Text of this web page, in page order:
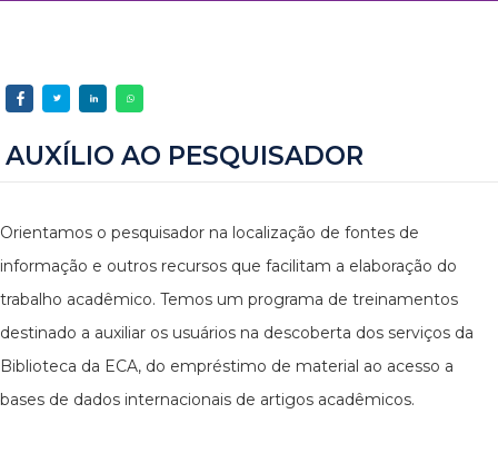
AUXÍLIO AO PESQUISADOR
Orientamos o pesquisador na localização de fontes de
informação e outros recursos que facilitam a elaboração do
trabalho acadêmico. Temos um programa de treinamentos
destinado a auxiliar os usuários na descoberta dos serviços da
Biblioteca da ECA, do empréstimo de material ao acesso a
bases de dados internacionais de artigos acadêmicos.